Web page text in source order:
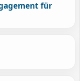
für